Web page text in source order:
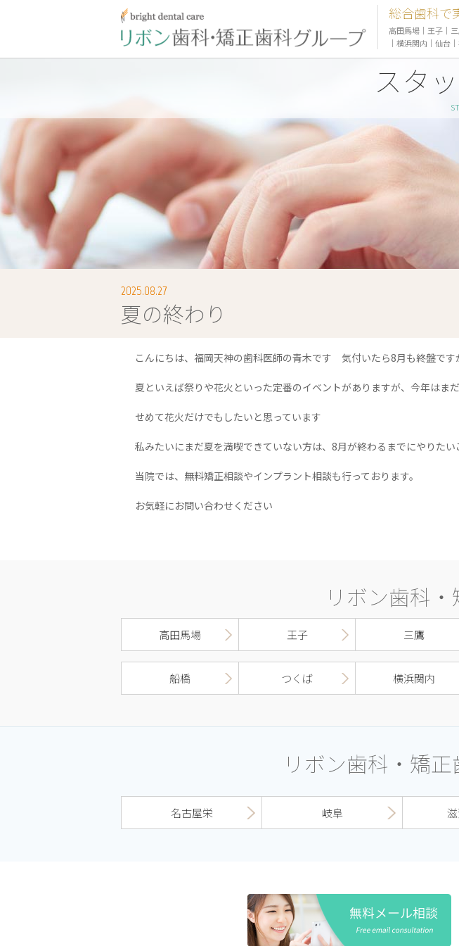
総合歯科で
高田馬場 ｜ 王子 ｜
｜ 横浜関内 ｜ 仙台 ｜
スタ
2025.08.27
夏の終わり
こんにちは、福岡天神の歯科医師の青木です 気付いたら8月も終盤です
夏といえば祭りや花火といった定番のイベントがありますが、今年はま
せめて花火だけでもしたいと思っています
私みたいにまだ夏を満喫できていない方は、8月が終わるまでにやりた
当院では、無料矯正相談やインプラント相談も行っております。
お気軽にお問い合わせください
リボン歯科
高田馬場 王子 三鷹
船橋 つくば 横浜関内
リボン歯科・矯
名古屋栄 岐阜